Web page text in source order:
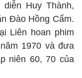
diễn Huy Thành,
Đào Hồng Cẩm.
Liên hoan phim
1970 và đưa
niên 60, 70 của